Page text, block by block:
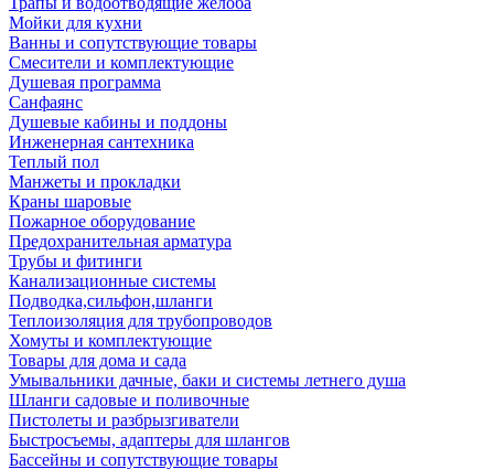
Мойки для кухни
Ванны и сопутствующие товары
Смесители и комплектующие
Душевая программа
Санфаянс
Душевые кабины и поддоны
Инженерная сантехника
Теплый пол
Манжеты и прокладки
Краны шаровые
Пожарное оборудование
Предохранительная арматура
Трубы и фитинги
Канализационные системы
Подводка,сильфон,шланги
Теплоизоляция для трубопроводов
Хомуты и комплектующие
Товары для дома и сада
Умывальники дачные, баки и системы летнего душа
Шланги садовые и поливочные
Пистолеты и разбрызгиватели
Быстросъемы, адаптеры для шлангов
Бассейны и сопутствующие товары